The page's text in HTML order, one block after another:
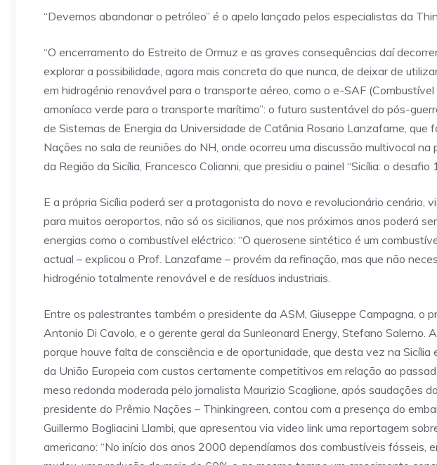
“Devemos abandonar o petróleo” é o apelo lançado pelos especialistas da
“O encerramento do Estreito de Ormuz e as graves consequências daí
explorar a possibilidade, agora mais concreta do que nunca, de deixar de
em hidrogénio renovável para o transporte aéreo, como o e-SAF
amoníaco verde para o transporte marítimo”: o futuro sustentável do pós-
de Sistemas de Energia da Universidade de Catânia Rosario Lanzafame, que
Nações no sala de reuniões do NH, onde ocorreu uma discussão multivocal
da Região da Sicília, Francesco Colianni, que presidiu o painel “Sicília: o desafio
E a própria Sicília poderá ser a protagonista do novo e revolucionário cenário,
para muitos aeroportos, não só os sicilianos, que nos próximos anos poderá
energias como o combustível eléctrico: “O querosene sintético é um
actual – explicou o Prof. Lanzafame – provém da refinação, mas que não
hidrogénio totalmente renovável e de resíduos industriais.
Entre os palestrantes também o presidente da ASM, Giuseppe Campagna, o
Antonio Di Cavolo, e o gerente geral da Sunleonard Energy, Stefano Salerno.
porque houve falta de consciência e de oportunidade, que desta vez na Sicília
da União Europeia com custos certamente competitivos em relação ao
mesa redonda moderada pelo jornalista Maurizio Scaglione, após saudações
presidente do Prêmio Nações – Thinkingreen, contou com a presença do
Guillermo Bogliacini Llambi, que apresentou via video link uma reportagem
americano: “No início dos anos 2000 dependíamos dos combustíveis fósseis,